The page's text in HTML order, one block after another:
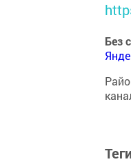
Без